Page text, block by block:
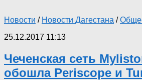
Новости / Новости Дагестана /
25.12.2017 11:13
Чеченская сеть
обошла Periscope и